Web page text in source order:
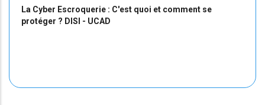
La Cyber Escroquerie : C'est quoi et comment se
protéger ? DISI - UCAD